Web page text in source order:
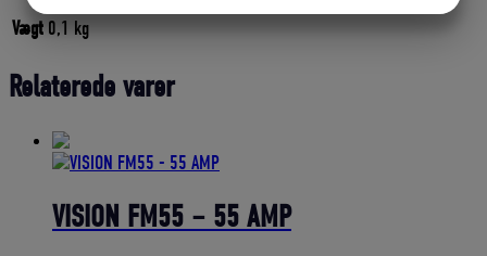
Vægt0,1 kg
Relaterede varer
VISION FM55 – 55 AMP